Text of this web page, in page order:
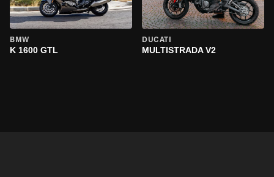
BMW
K 1600 GTL
DUCATI
MULTISTRADA V2